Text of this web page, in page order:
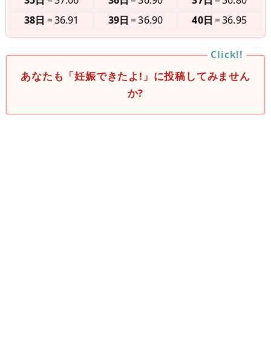
38日
36.91 39日 36.90 40日 36.95
あなたも「妊娠できたよ!」に投稿してみません
か?